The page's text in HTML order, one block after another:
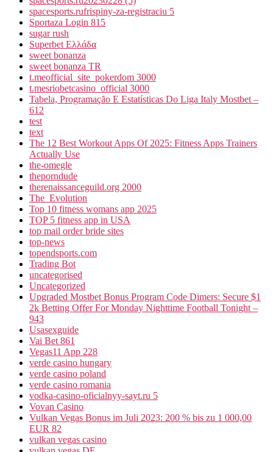
spacesports.rufrispiny-za-registraciu 5
Sportaza Login 815
sugar rush
Superbet Ελλάδα
sweet bonanza
sweet bonanza TR
t.meofficial_site_pokerdom 3000
t.mesriobetcasino_official 3000
Tabela, Programação E Estatísticas Do Liga Italy Mostbet –
612
test
text
The 12 Best Workout Apps Of 2025: Fitness Apps Trainers
Actually Use
the-omegle
theporndude
therenaissanceguild.org 2000
The_Evolution
Top 10 fitness womans app 2025
TOP 5 fitness app in USA
top mail order bride sites
top-news
topendsports.com
Trading Bot
uncategorised
Uncategorized
Upgraded Mostbet Bonus Program Code Dimers: Secure $1
2k Betting Offer For Monday Nighttime Football Tonight –
943
Usasexguide
Vai Bet 861
Vegas11 App 228
verde casino hungary
verde casino poland
verde casino romania
vodka-casino-oficialnyy-sayt.ru 5
Vovan Casino
Vulkan Vegas Bonus im Juli 2023: 200 % bis zu 1 000,00
EUR 82
vulkan vegas casino